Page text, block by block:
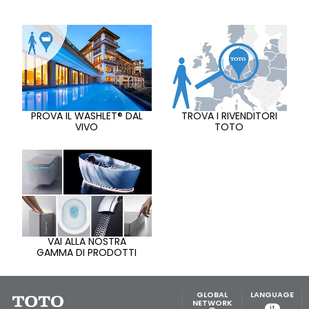
PROVA IL WASHLET® DAL
VIVO
TROVA I RIVENDITORI
TOTO
VAI ALLA NOSTRA
GAMMA DI PRODOTTI
GLOBAL
NETWORK
LANGUAGE